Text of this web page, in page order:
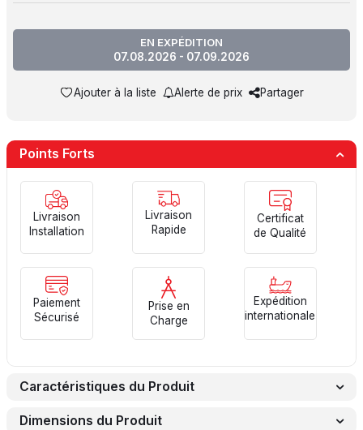
EN EXPÉDITION
07.08.2026 - 07.09.2026
Ajouter à la liste Alerte de prix Partager
Points Forts
Livraison
Installation
Livraison
Rapide
Certificat
de Qualité
Paiement
Sécurisé
Prise en
Charge
Expédition
internationale
Caractéristiques du Produit
Dimensions du Produit